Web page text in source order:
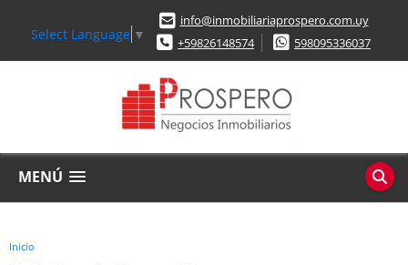
Select Language ▼
info@inmobiliariaprospero.com.uy
+59826148574
598095336037
MENÚ
Inicio